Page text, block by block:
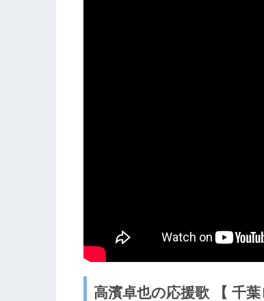
高濱卓也の応援歌 【 千